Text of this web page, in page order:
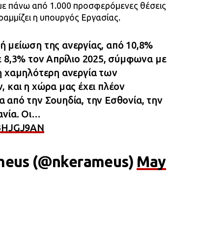
πάνω από 1.000 προσφερόμενες θέσεις
η υπουργός Εργασίας.
μείωση της ανεργίας, από 10,8%
8,3% τον Απρίλιο 2025, σύμφωνα με
χαμηλότερη ανεργία των
και η χώρα μας έχει πλέον
από την Σουηδία, την Εσθονία, την
Οι…
(@nkerameus) May